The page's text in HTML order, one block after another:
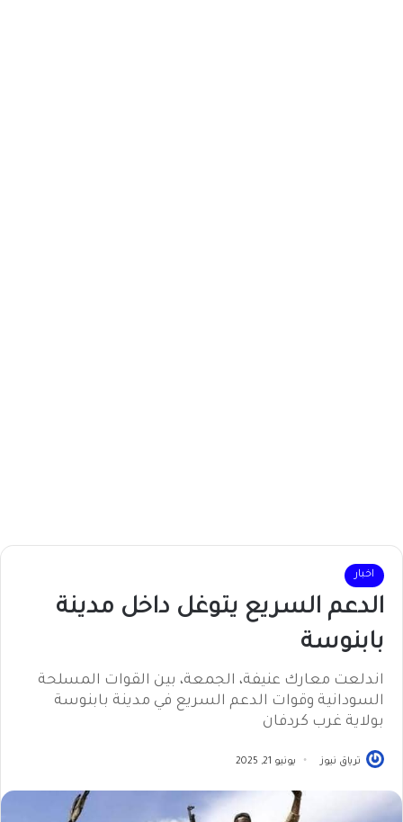
اخبار
الدعم السريع يتوغل داخل مدينة
بابنوسة
اندلعت معارك عنيفة، الجمعة، بين القوات المسلحة
السودانية وقوات الدعم السريع في مدينة بابنوسة
بولاية غرب كردفان
ترياق نيوز يونيو 21, 2025